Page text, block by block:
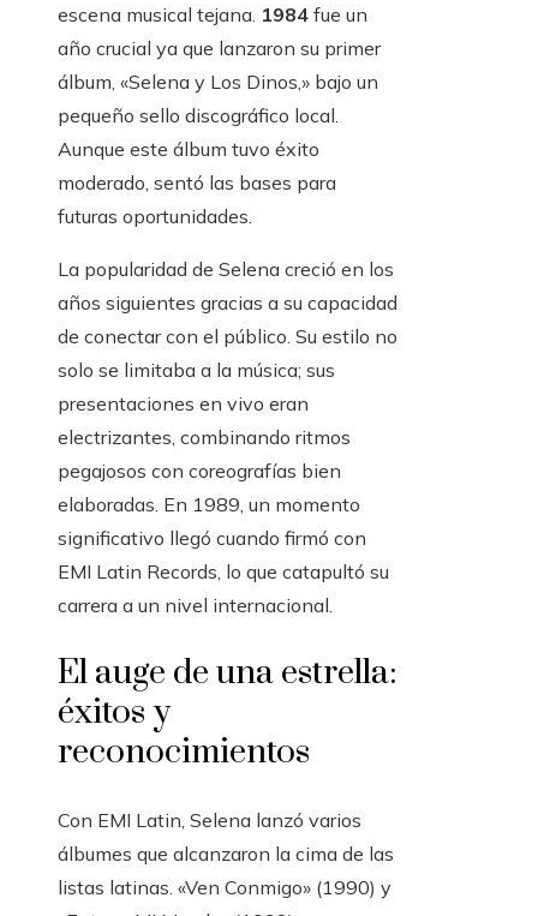
escena musical tejana. 1984 fue un
año crucial ya que lanzaron su primer
álbum, «Selena y Los Dinos,» bajo un
pequeño sello discográfico local.
Aunque este álbum tuvo éxito
moderado, sentó las bases para
futuras oportunidades.
La popularidad de Selena creció en los
años siguientes gracias a su capacidad
de conectar con el público. Su estilo no
solo se limitaba a la música; sus
presentaciones en vivo eran
electrizantes, combinando ritmos
pegajosos con coreografías bien
elaboradas. En 1989, un momento
significativo llegó cuando firmó con
EMI Latin Records, lo que catapultó su
carrera a un nivel internacional.
El auge de una estrella:
éxitos y
reconocimientos
Con EMI Latin, Selena lanzó varios
álbumes que alcanzaron la cima de las
listas latinas. «Ven Conmigo» (1990) y